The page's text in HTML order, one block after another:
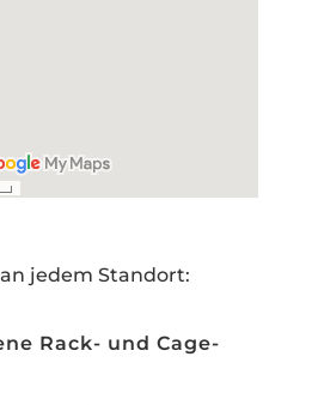
jedem Standort:
Rack- und Cage-